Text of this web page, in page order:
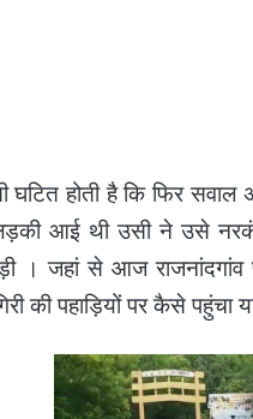
घटित होती है कि फिर
आई थी उसी ने उसे
। जहां से आज
की पहाड़ियों पर कैसे पहुंचा